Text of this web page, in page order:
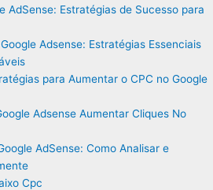
AdSense: Estratégias de Sucesso para
Adsense: Estratégias Essenciais
para Aumentar o CPC no Google
Adsense Aumentar Cliques No
AdSense: Como Analisar e
Cpc